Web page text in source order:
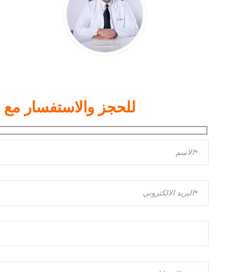
للحجز والاستفسار مع